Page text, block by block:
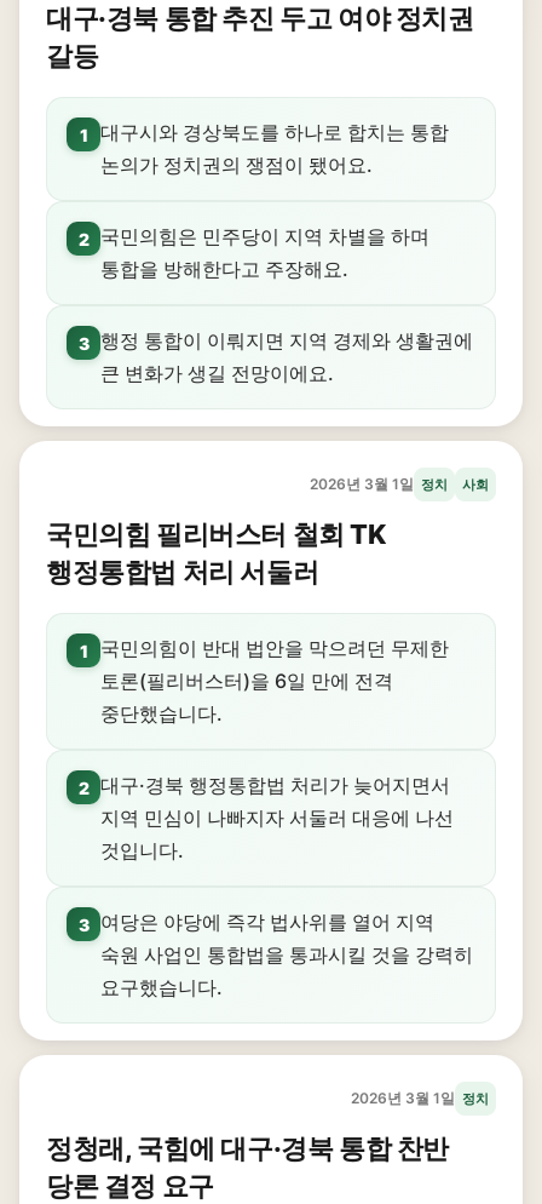
대구·경북 통합 추진 두고 여야 정치권
갈등
1
대구시와 경상북도를 하나로 합치는 통합
논의가 정치권의 쟁점이 됐어요.
2
국민의힘은 민주당이 지역 차별을 하며
통합을 방해한다고 주장해요.
3
행정 통합이 이뤄지면 지역 경제와 생활권에
큰 변화가 생길 전망이에요.
2026년 3월 1일 정치 사회
국민의힘 필리버스터 철회 TK
행정통합법 처리 서둘러
1
국민의힘이 반대 법안을 막으려던 무제한
토론(필리버스터)을 6일 만에 전격
중단했습니다.
2 대구·경북 행정통합법 처리가 늦어지면서
지역 민심이 나빠지자 서둘러 대응에 나선
것입니다.
3
여당은 야당에 즉각 법사위를 열어 지역
숙원 사업인 통합법을 통과시킬 것을 강력히
요구했습니다.
2026년 3월 1일 정치
정청래, 국힘에 대구·경북 통합 찬반
당론 결정 요구